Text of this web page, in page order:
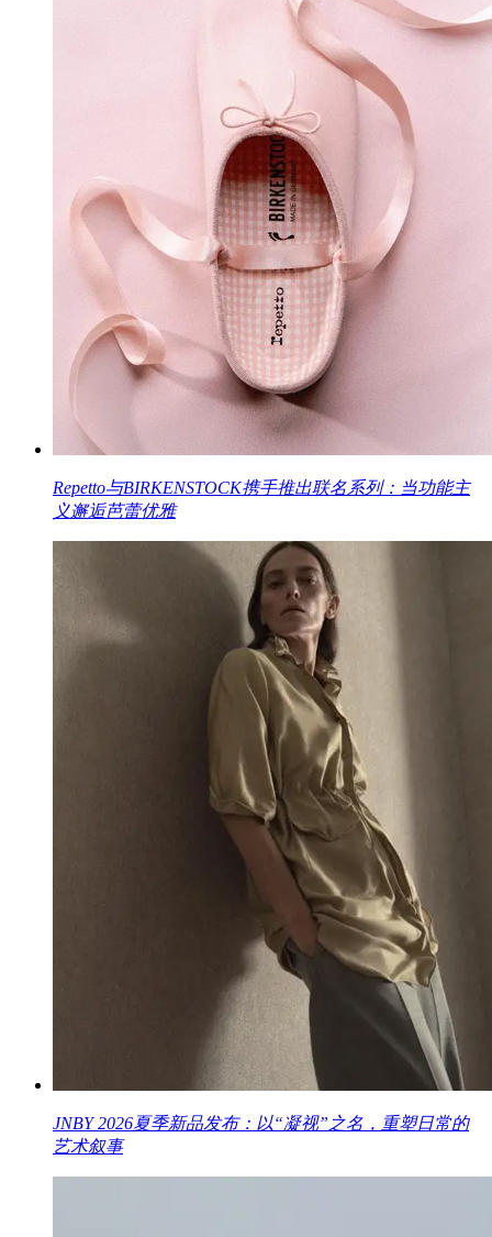
Repetto与BIRKENSTOCK携手推出联名系列：当功能主
义邂逅芭蕾优雅
JNBY 2026夏季新品发布：以“凝视”之名，重塑日常的
艺术叙事